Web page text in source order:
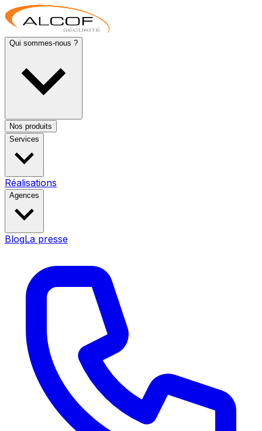
Qui sommes-nous ?
Nos produits
Services
Réalisations
Agences
BlogLa presse